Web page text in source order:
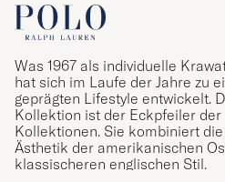
Rask og grei levering :)
Always on time?
LARS G GEKAUFT AM AUF
Was 1967 als individuelle
hat sich im Laufe der Jahre zu
geprägten Lifestyle entwickelt.
Kollektion ist der Eckpfeiler
Kollektionen. Sie kombiniert
Ästhetik der amerikanischen
klassischeren englischen Stil.